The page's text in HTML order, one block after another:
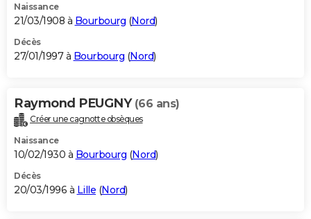
Naissance
21/03/1908 à Bourbourg (Nord)
Décès
27/01/1997 à Bourbourg (Nord)
Raymond PEUGNY (66 ans)
Créer une cagnotte obsèques
Naissance
10/02/1930 à Bourbourg (Nord)
Décès
20/03/1996 à Lille (Nord)